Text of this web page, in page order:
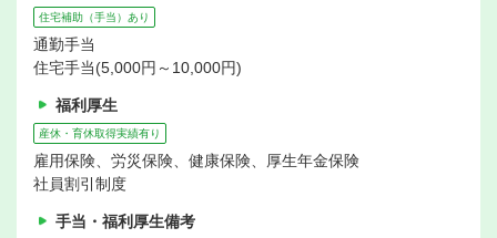
住宅補助（手当）あり
通勤手当
住宅手当(5,000円～10,000円)
福利厚生
産休・育休取得実績有り
雇用保険、労災保険、健康保険、厚生年金保険
社員割引制度
手当・福利厚生備考